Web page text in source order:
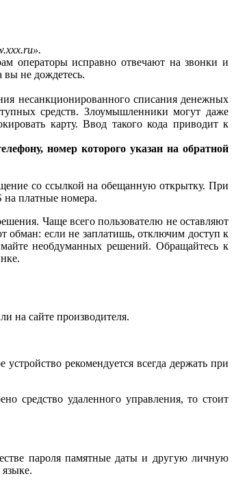
операторы исправно отвечают на звонки и
вы не дождетесь.
несанкционированного списания денежных
средств. Злоумышленники могут даже
карту. Ввод такого кода приводит к
номер которого указан на обратной
со ссылкой на обещанную открытку. При
на платные номера.
Чаще всего пользователю не оставляют
обман: если не заплатишь, отключим доступ к
необдуманных решений. Обращайтесь к
на сайте производителя.
рекомендуется всегда держать при
средство удаленного управления, то стоит
пароля памятные даты и другую личную